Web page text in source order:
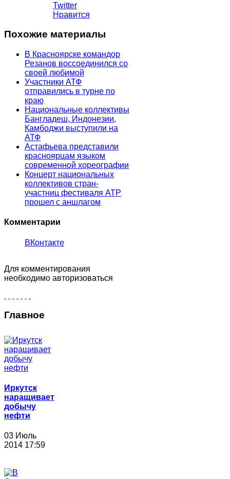
Twitter
Нравится
Похожие материалы
В Красноярске командор
Резанов воссоединился со
своей любимой
Участники АТФ
отправились в турне по
краю
Национальные коллективы
Бангладеш, Индонезии,
Камбоджи выступили на
АТФ
Астафьева представили
красноярцам языком
современной хореографии
Концерт национальных
коллективов стран-
участниц фестиваля АТР
прошел с аншлагом
Комментарии
ВКонтакте
Для комментирования
необходимо авторизоваться
Главное
Иркутск
наращивает
добычу
нефти
03 Июль
2014 17:59